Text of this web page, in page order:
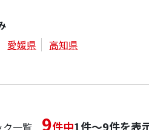
愛媛県 高知県
ク一覧 9件中1件～9件を表